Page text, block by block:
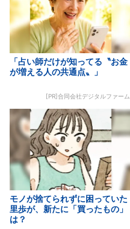
「占い師だけが知ってる〝お金
が増える人の共通点〟」
[PR]合同会社デジタルファーム
モノが捨てられずに困っていた
里歩が、新たに「買ったもの」
は？